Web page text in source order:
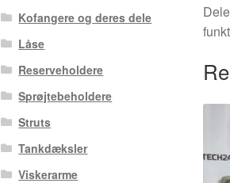
Kofangere og deres dele
Låse
Reserveholdere
Sprøjtebeholdere
Struts
Tankdæksler
Viskerarme